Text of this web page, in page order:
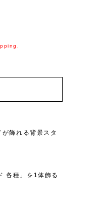
飾れる背景スタ
各種」を1体飾る